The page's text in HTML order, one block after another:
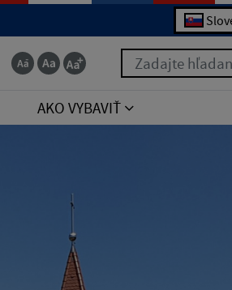
Zadajte hľadaný
AKO VYBAVIŤ